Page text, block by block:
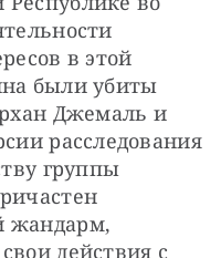
в этой
были убиты
Джемаль и
расследования
группы
жандарм,
действия с